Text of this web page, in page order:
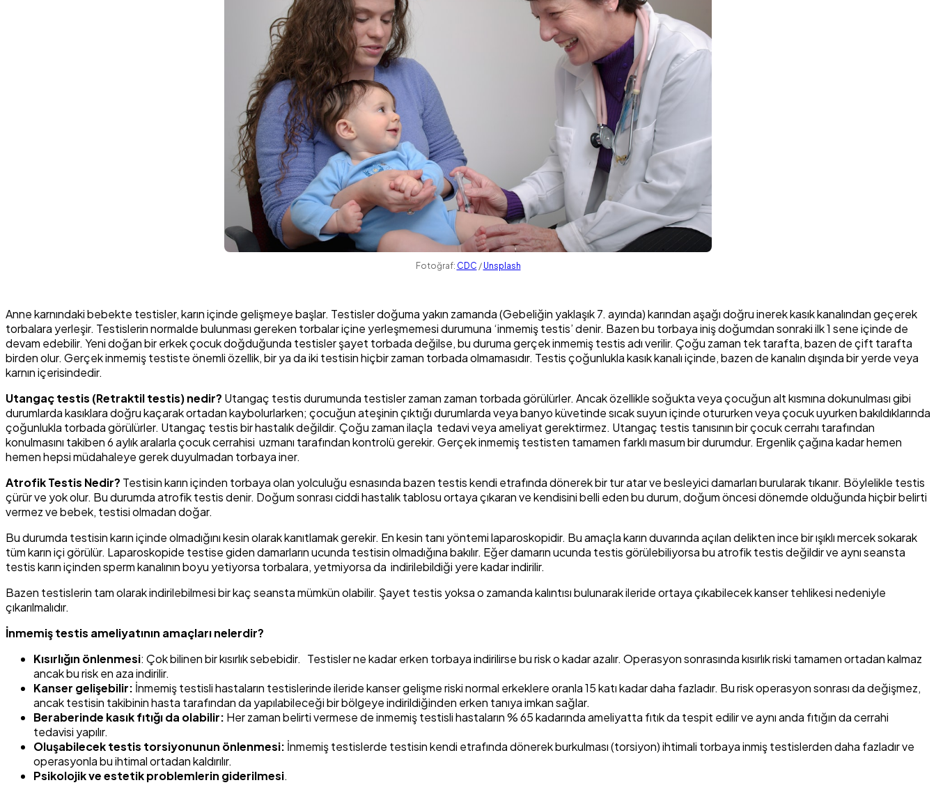
Fotoğraf: CDC / Unsplash
Anne karnındaki bebekte testisler, karın içinde gelişmeye başlar. Testisler doğuma yakın zamanda (Gebeliğin yaklaşık 7. ayında) karından aşağı doğru inerek kasık kanalından geçerek
torbalara yerleşir. Testislerin normalde bulunması gereken torbalar içine yerleşmemesi durumuna ‘inmemiş testis’ denir. Bazen bu torbaya iniş doğumdan sonraki ilk 1 sene içinde de
devam edebilir. Yeni doğan bir erkek çocuk doğduğunda testisler şayet torbada değilse, bu duruma gerçek inmemiş testis adı verilir. Çoğu zaman tek tarafta, bazen de çift tarafta
birden olur. Gerçek inmemiş testiste önemli özellik, bir ya da iki testisin hiçbir zaman torbada olmamasıdır. Testis çoğunlukla kasık kanalı içinde, bazen de kanalın dışında bir yerde veya
karnın içerisindedir.
Utangaç testis (Retraktil testis) nedir? Utangaç testis durumunda testisler zaman zaman torbada görülürler. Ancak özellikle soğukta veya çocuğun alt kısmına dokunulması gibi
durumlarda kasıklara doğru kaçarak ortadan kaybolurlarken; çocuğun ateşinin çıktığı durumlarda veya banyo küvetinde sıcak suyun içinde otururken veya çocuk uyurken bakıldıklarında
çoğunlukla torbada görülürler. Utangaç testis bir hastalık değildir. Çoğu zaman ilaçla tedavi veya ameliyat gerektirmez. Utangaç testis tanısının bir çocuk cerrahı tarafından
konulmasını takiben 6 aylık aralarla çocuk cerrahisi uzmanı tarafından kontrolü gerekir. Gerçek inmemiş testisten tamamen farklı masum bir durumdur. Ergenlik çağına kadar hemen
hemen hepsi müdahaleye gerek duyulmadan torbaya iner.
Atrofik Testis Nedir? Testisin karın içinden torbaya olan yolculuğu esnasında bazen testis kendi etrafında dönerek bir tur atar ve besleyici damarları burularak tıkanır. Böylelikle testis
çürür ve yok olur. Bu durumda atrofik testis denir. Doğum sonrası ciddi hastalık tablosu ortaya çıkaran ve kendisini belli eden bu durum, doğum öncesi dönemde olduğunda hiçbir belirti
vermez ve bebek, testisi olmadan doğar.
Bu durumda testisin karın içinde olmadığını kesin olarak kanıtlamak gerekir. En kesin tanı yöntemi laparoskopidir. Bu amaçla karın duvarında açılan delikten ince bir ışıklı mercek sokarak
tüm karın içi görülür. Laparoskopide testise giden damarların ucunda testisin olmadığına bakılır. Eğer damarın ucunda testis görülebiliyorsa bu atrofik testis değildir ve aynı seansta
testis karın içinden sperm kanalının boyu yetiyorsa torbalara, yetmiyorsa da indirilebildiği yere kadar indirilir.
Bazen testislerin tam olarak indirilebilmesi bir kaç seansta mümkün olabilir. Şayet testis yoksa o zamanda kalıntısı bulunarak ileride ortaya çıkabilecek kanser tehlikesi nedeniyle
çıkarılmalıdır.
İnmemiş testis ameliyatının amaçları nelerdir?
Kısırlığın önlenmesi: Çok bilinen bir kısırlık sebebidir. Testisler ne kadar erken torbaya indirilirse bu risk o kadar azalır. Operasyon sonrasında kısırlık riski tamamen ortadan kalmaz
ancak bu risk en aza indirilir.
Kanser gelişebilir: İnmemiş testisli hastaların testislerinde ileride kanser gelişme riski normal erkeklere oranla 15 katı kadar daha fazladır. Bu risk operasyon sonrası da değişmez,
ancak testisin takibinin hasta tarafından da yapılabileceği bir bölgeye indirildiğinden erken tanıya imkan sağlar.
Beraberinde kasık fıtığı da olabilir: Her zaman belirti vermese de inmemiş testisli hastaların % 65 kadarında ameliyatta fıtık da tespit edilir ve aynı anda fıtığın da cerrahi
tedavisi yapılır.
Oluşabilecek testis torsiyonunun önlenmesi: İnmemiş testislerde testisin kendi etrafında dönerek burkulması (torsiyon) ihtimali torbaya inmiş testislerden daha fazladır ve
operasyonla bu ihtimal ortadan kaldırılır.
Psikolojik ve estetik problemlerin giderilmesi.